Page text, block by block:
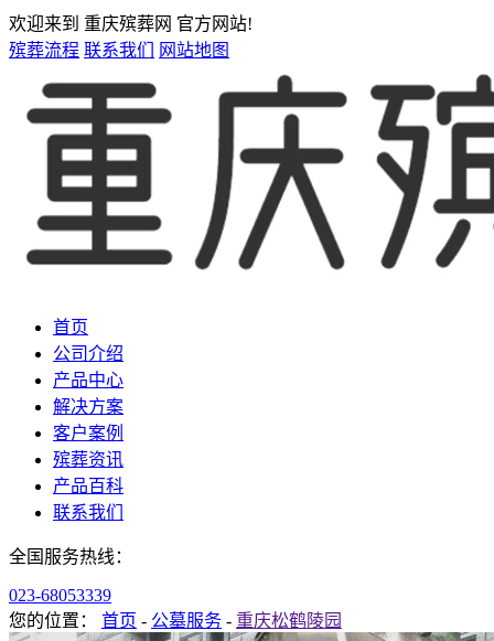
欢迎来到 重庆殡葬网 官方网站!
殡葬流程 联系我们 网站地图
首页
公司介绍
产品中心
解决方案
客户案例
殡葬资讯
产品百科
联系我们
全国服务热线：
023-68053339
您的位置：
首页 - 公墓服务 - 重庆松鹤陵园